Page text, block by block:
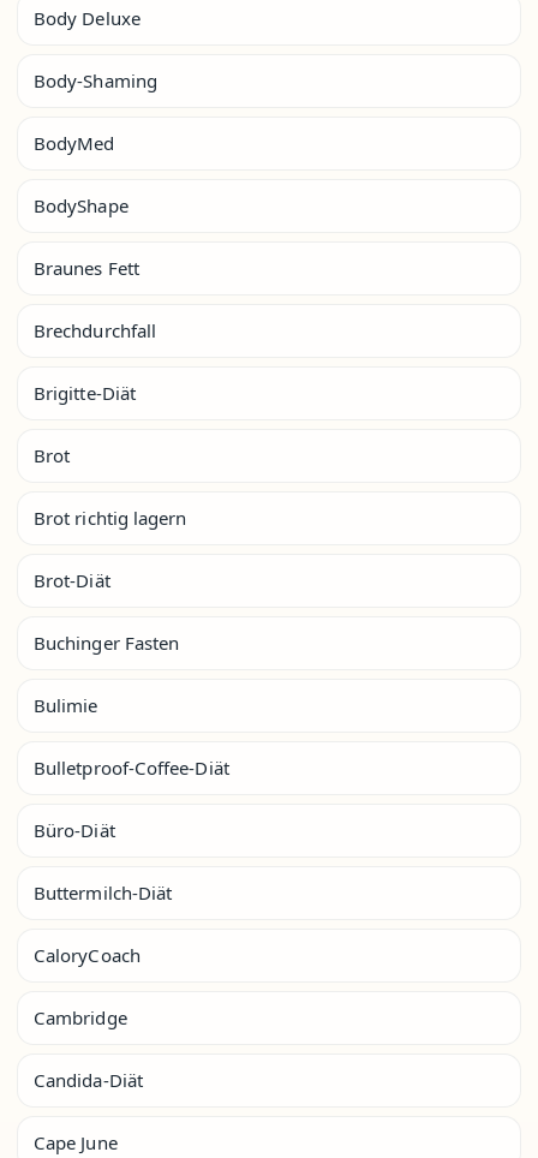
Body Deluxe
Body-Shaming
BodyMed
BodyShape
Braunes Fett
Brechdurchfall
Brigitte-Diät
Brot
Brot richtig lagern
Brot-Diät
Buchinger Fasten
Bulimie
Bulletproof-Coffee-Diät
Büro-Diät
Buttermilch-Diät
CaloryCoach
Cambridge
Candida-Diät
Cape June